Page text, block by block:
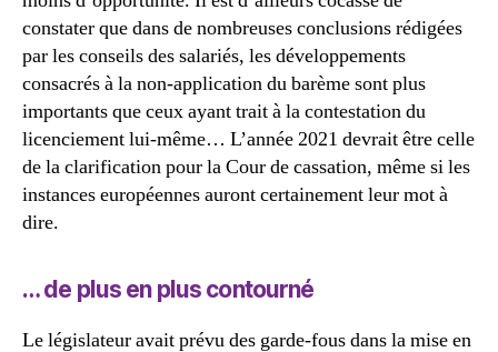
constater que dans de nombreuses conclusions rédigées
par les conseils des salariés, les développements
consacrés à la non-application du barème sont plus
importants que ceux ayant trait à la contestation du
licenciement lui-même… L’année 2021 devrait être celle
de la clarification pour la Cour de cassation, même si les
instances européennes auront certainement leur mot à
dire.
… de plus en plus contourné
Le législateur avait prévu des garde-fous dans la mise en